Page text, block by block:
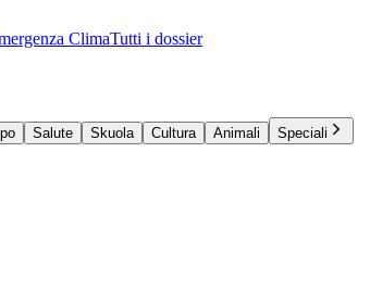
ClimaTutti i dossier
Salute Skuola Cultura Animali
Speciali